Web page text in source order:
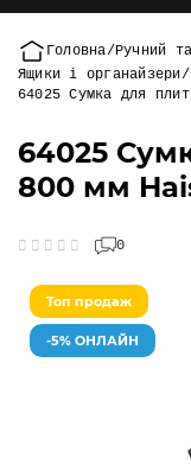
Головна Ручний
Ящики і органайзери
64025 Сумка для
64025
800 мм
0
Топ продаж
-5% ОНЛАЙН